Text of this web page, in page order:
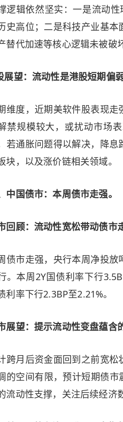
逻辑依然坚实：一是流动
史高位；二是科技产业基本
替代加速等核心逻辑未被破
展望：流动性是港股短期偏
维度，近期美软件股表现
禁规模较大，或扰动市场
若通胀问题得以解决，降
块，以及涨价链相关领域。
中国债市：本周债市走强。
回顾：流动性宽松带动债市
债市走强，央行本周净投
。本周2Y国债利率下行
利率下行2.3BP至2.21%。
展望：提示流动性变盘蕴含
跨月后资金面回到之前宽
的空间有限，预计短期债
流动性支撑，关注后续经济